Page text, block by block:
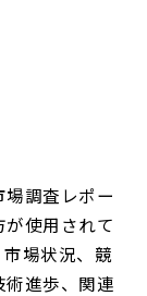
調査レポー
使用されて
場状況、競
進歩、関連